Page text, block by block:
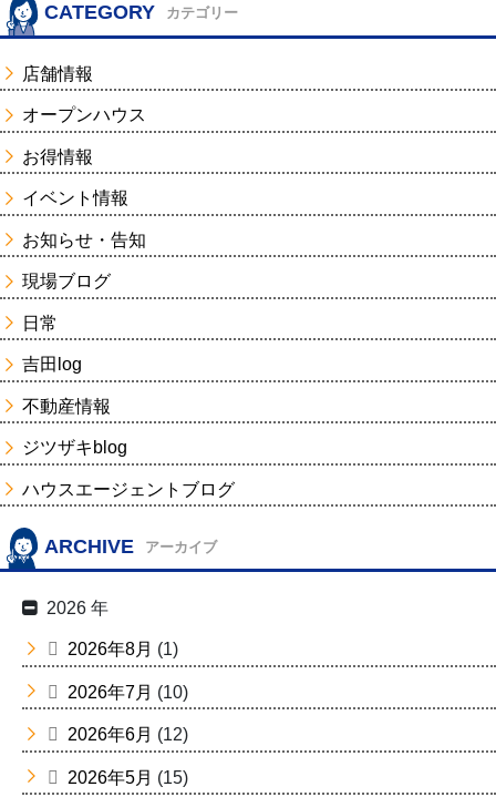
CATEGORY カテゴリー
店舗情報
オープンハウス
お得情報
イベント情報
お知らせ・告知
現場ブログ
日常
吉田log
不動産情報
ジツザキblog
ハウスエージェントブログ
ARCHIVE アーカイブ
2026 年
2026年8月 (1)
2026年7月 (10)
2026年6月 (12)
2026年5月 (15)